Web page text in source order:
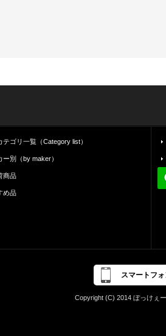
テゴリ一覧（Category list）
ー別（by maker）
商品
め品
スマートフ
Copyright (C) 2014 ぼっけぇ